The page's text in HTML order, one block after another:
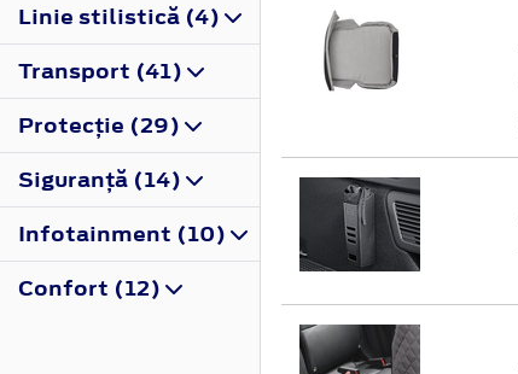
Linie stilistică (4)
Transport (41)
Protecţie (29)
Siguranţă (14)
Infotainment (10)
Confort (12)